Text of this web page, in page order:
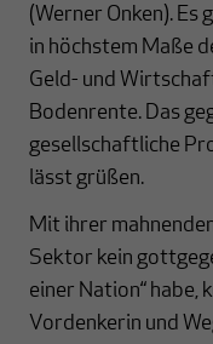
(Werner Onken). Es
in höchstem Maße
Geld- und
Bodenrente. Das
gesellschaftliche
lässt grüßen.
Mit ihrer
Sektor kein
einer Nation“ habe,
Vordenkerin und